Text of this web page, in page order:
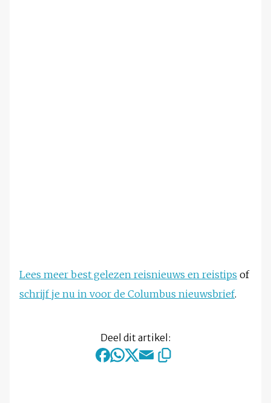
Lees meer best gelezen reisnieuws en reistips of
schrijf je nu in voor de Columbus nieuwsbrief.
Deel dit artikel: